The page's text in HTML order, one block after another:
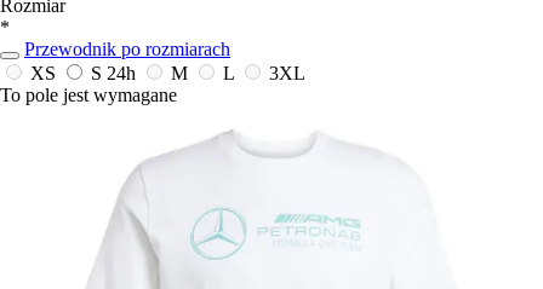
Rozmiar
*
Przewodnik po rozmiarach
XS
S 24h M L
3XL
To pole jest wymagane